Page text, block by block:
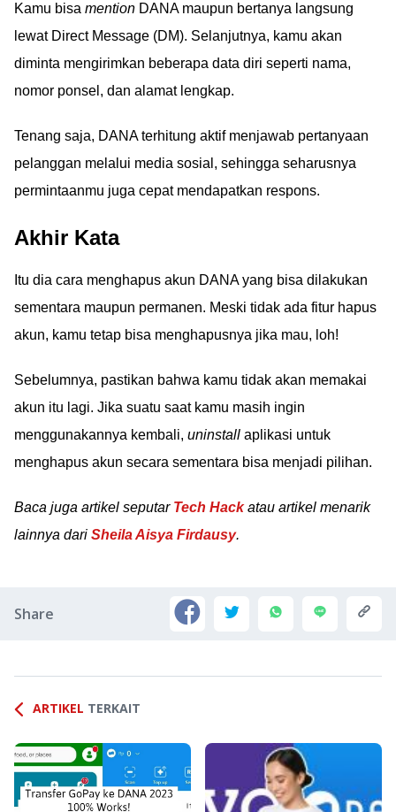
Kamu bisa mention DANA maupun bertanya langsung
lewat Direct Message (DM). Selanjutnya, kamu akan
diminta mengirimkan beberapa data diri seperti nama,
nomor ponsel, dan alamat lengkap.
Tenang saja, DANA terhitung aktif menjawab pertanyaan
pelanggan melalui media sosial, sehingga seharusnya
permintaanmu juga cepat mendapatkan respons.
Akhir Kata
Itu dia cara menghapus akun DANA yang bisa dilakukan
sementara maupun permanen. Meski tidak ada fitur hapus
akun, kamu tetap bisa menghapusnya jika mau, loh!
Sebelumnya, pastikan bahwa kamu tidak akan memakai
akun itu lagi. Jika suatu saat kamu masih ingin
menggunakannya kembali, uninstall aplikasi untuk
menghapus akun secara sementara bisa menjadi pilihan.
Baca juga artikel seputar Tech Hackatau artikel menarik
lainnya dari Sheila Aisya Firdausy.
Share
ARTIKEL TERKAIT